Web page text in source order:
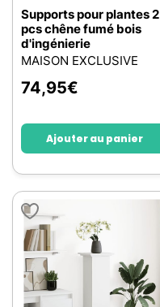
Supports pour plantes 2
pcs chêne fumé bois
d'ingénierie
MAISON EXCLUSIVE
74,95€
Ajouter au panier